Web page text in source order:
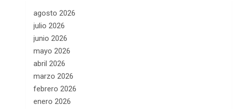
agosto 2026
julio 2026
junio 2026
mayo 2026
abril 2026
marzo 2026
febrero 2026
enero 2026